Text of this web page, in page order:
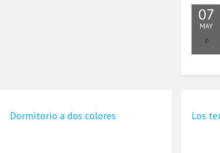
07
MAY
0
Dormitorio a dos colores Los